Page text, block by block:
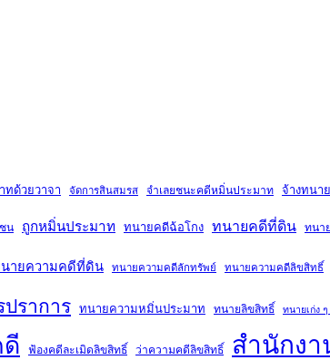
ด้วยวาจา จัดการสินสมรส จำเลยชนะคดีหมิ่นประมาท จ้างทนาย
น ถูกหมิ่นประมาท ทนายคดีฉ้อโกง ทนายคดีที่ดิน ทนา
ายความคดีที่ดิน ทนายความคดีลักทรัพย์ ทนายความคดีลิขสิทธิ์
ราการ ทนายความหมิ่นประมาท ทนายลิขสิทธิ์ ทนายเก่ง
ฟ้องคดีละเมิดลิขสิทธิ์ ว่าความคดีลิขสิทธิ์ สำนักง